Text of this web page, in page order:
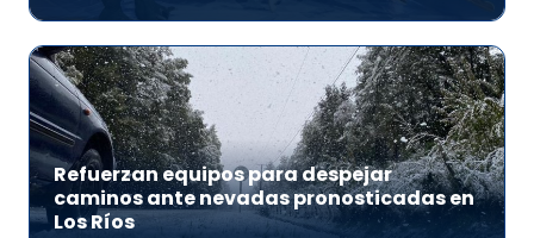
Refuerzan equipos para despejar
caminos ante nevadas pronosticadas en
Los Ríos